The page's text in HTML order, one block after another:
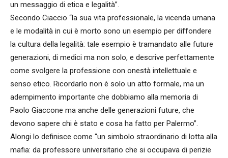
un messaggio di etica e legalità”.
Secondo Ciaccio “la sua vita professionale, la vicenda umana
e le modalità in cui è morto sono un esempio per diffondere
la cultura della legalità: tale esempio è tramandato alle future
generazioni, di medici ma non solo, e descrive perfettamente
come svolgere la professione con onestà intellettuale e
senso etico. Ricordarlo non è solo un atto formale, ma un
adempimento importante che dobbiamo alla memoria di
Paolo Giaccone ma anche delle generazioni future, che
devono sapere chi è stato e cosa ha fatto per Palermo”.
Alongi lo definisce come “un simbolo straordinario di lotta alla
mafia: da professore universitario che si occupava di perizie